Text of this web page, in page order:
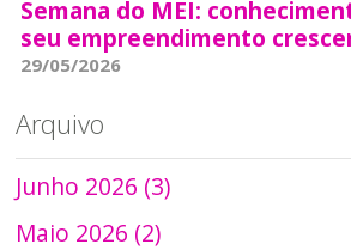
Semana do MEI:
seu empreendimento
29/05/2026
Arquivo
Junho 2026 (3)
Maio 2026 (2)